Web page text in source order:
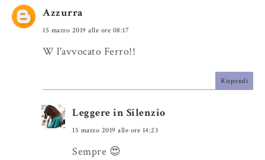
o
k
P
l
Azzurra
15 marzo 2019 alle ore 08:17
W l'avvocato Ferro!!
Rispondi
Leggere in Silenzio
15 marzo 2019 alle ore 14:23
Sempre 😍